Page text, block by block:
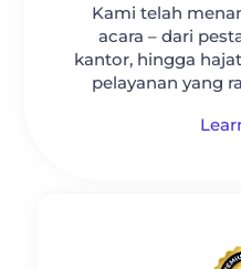
Kami telah
acara – dari
kantor, hingga
pelayanan yang